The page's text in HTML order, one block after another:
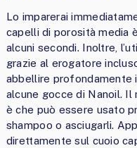
Lo imparerai
capelli di porosità media
alcuni secondi. Inoltre,
grazie al erogatore
abbellire profondamente
alcune gocce di Nanoil.
è che può essere usato
shampoo o asciugarli.
direttamente sul cuoio